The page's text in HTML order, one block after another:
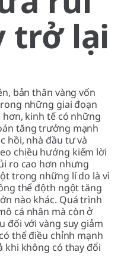
trở lại
bản thân vàng vốn
những giai đoạn
kinh tế có những
tăng trưởng mạnh
hồi, nhà đầu tư và
chiều hướng kiếm lời
ro cao hơn nhưng
trong những lí do là vì
thể độth ngột tăng
nào khác. Quá trình
cá nhân mà còn ở
đối với vàng suy giảm
thể điều chỉnh mạnh
khi không có thay đổi